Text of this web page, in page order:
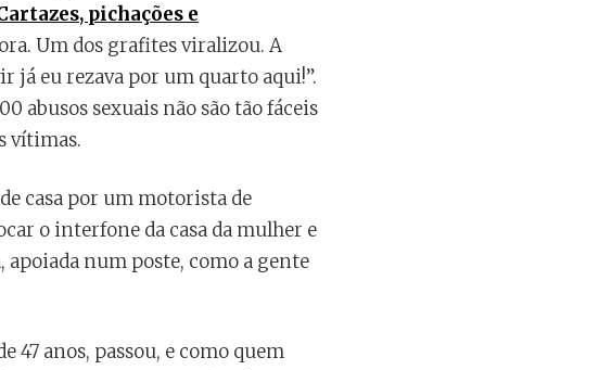
pichações e
Um dos grafites viralizou. A
já eu rezava por um quarto aqui!”.
abusos sexuais não são tão fáceis
vítimas.
casa por um motorista de
o interfone da casa da mulher e
apoiada num poste, como a gente
47 anos, passou, e como quem